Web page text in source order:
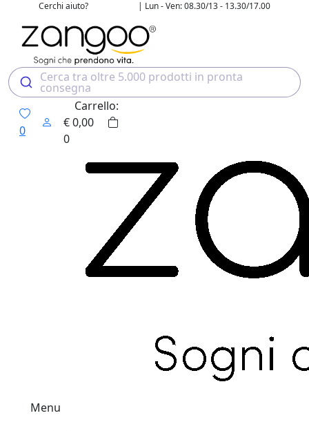
Cerchi aiuto? | Lun - Ven: 08.30/13 - 13.30/17.00
Cerca tra oltre 5.000 prodotti in pronta
consegna
0
Carrello:
€0,00
0
Menu